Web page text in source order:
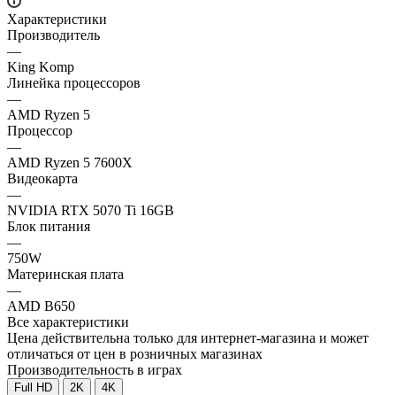
Характеристики
Производитель
—
King Komp
Линейка процессоров
—
AMD Ryzen 5
Процессор
—
AMD Ryzen 5 7600X
Видеокарта
—
NVIDIA RTX 5070 Ti 16GB
Блок питания
—
750W
Материнская плата
—
AMD B650
Все характеристики
Цена действительна только для интернет-магазина и может
отличаться от цен в розничных магазинах
Производительность в играх
Full HD 2K 4K